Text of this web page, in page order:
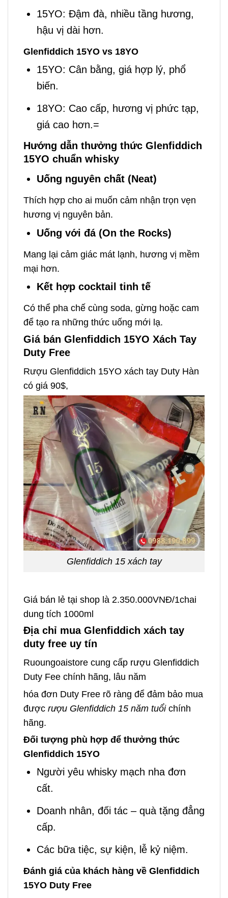
15YO: Đậm đà, nhiều tầng hương,
hậu vị dài hơn.
Glenfiddich 15YO vs 18YO
15YO: Cân bằng, giá hợp lý, phổ
biến.
18YO: Cao cấp, hương vị phức tạp,
giá cao hơn.=
Hướng dẫn thưởng thức Glenfiddich
15YO chuẩn whisky
Uống nguyên chất (Neat)
Thích hợp cho ai muốn cảm nhận trọn vẹn
hương vị nguyên bản.
Uống với đá (On the Rocks)
Mang lại cảm giác mát lạnh, hương vị mềm
mại hơn.
Kết hợp cocktail tinh tế
Có thể pha chế cùng soda, gừng hoặc cam
để tạo ra những thức uống mới lạ.
Giá bán Glenfiddich 15YO Xách Tay
Duty Free
Rượu Glenfiddich 15YO xách tay Duty Hàn
có giá 90$,
Glenfiddich 15 xách tay
Giá bán lẻ tại shop là 2.350.000VNĐ/1chai
dung tích 1000ml
Địa chỉ mua Glenfiddich xách tay
duty free uy tín
Ruoungoaistore cung cấp rượu Glenfiddich
Duty Fee chính hãng, lâu năm
hóa đơn Duty Free rõ ràng để đảm bảo mua
được rượu Glenfiddich 15 năm tuổichính
hãng.
Đối tượng phù hợp để thưởng thức
Glenfiddich 15YO
Người yêu whisky mạch nha đơn
cất.
Doanh nhân, đối tác – quà tặng đẳng
cấp.
Các bữa tiệc, sự kiện, lễ kỷ niệm.
Đánh giá của khách hàng về Glenfiddich
15YO Duty Free